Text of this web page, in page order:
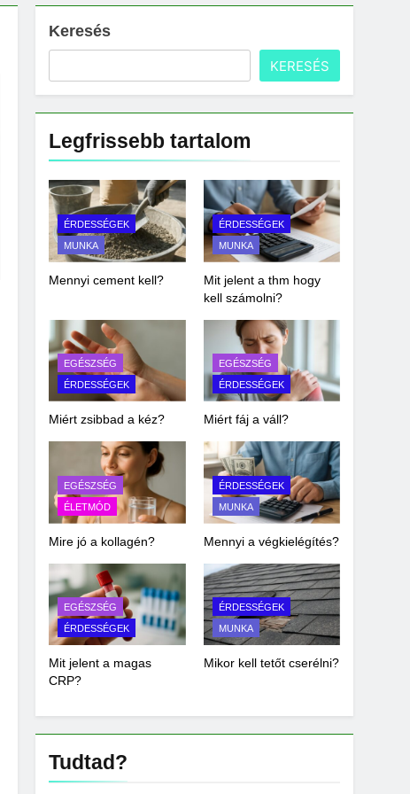
Keresés
KERESÉS
Legfrissebb tartalom
ÉRDESSÉGEK
MUNKA
Mennyi cement kell?
ÉRDESSÉGEK
MUNKA
Mit jelent a thm hogy
kell számolni?
EGÉSZSÉG
ÉRDESSÉGEK
Miért zsibbad a kéz?
EGÉSZSÉG
ÉRDESSÉGEK
Miért fáj a váll?
EGÉSZSÉG
ÉLETMÓD
Mire jó a kollagén?
ÉRDESSÉGEK
MUNKA
Mennyi a végkielégítés?
EGÉSZSÉG
ÉRDESSÉGEK
Mit jelent a magas
CRP?
ÉRDESSÉGEK
MUNKA
Mikor kell tetőt cserélni?
Tudtad?